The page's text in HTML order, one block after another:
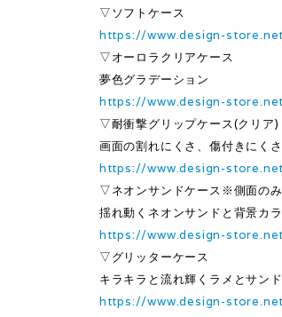
▽ソフトケース
https://www.design-
▽オーロラクリアケース
夢色グラデーション
https://www.design-
▽耐衝撃グリップケース(クリア)
画面の割れにくさ、傷付きにく
https://www.design-
▽ネオンサンドケース※側面の
揺れ動くネオンサンドと背景カ
https://www.design-
▽グリッターケース
キラキラと流れ輝くラメとサンド
https://www.design-